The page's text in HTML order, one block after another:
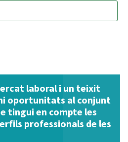
laboral i un teixit
oportunitats al conjunt
tingui en compte les
professionals de les